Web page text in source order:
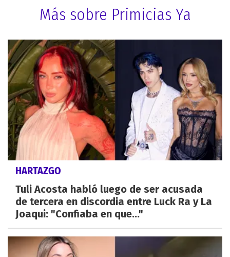
Más sobre Primicias Ya
HARTAZGO
Tuli Acosta habló luego de ser acusada
de tercera en discordia entre Luck Ra y La
Joaqui: "Confiaba en que..."